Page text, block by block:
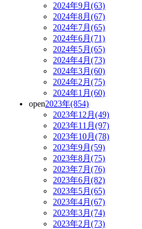
2024年9月(63)
2024年8月(67)
2024年7月(65)
2024年6月(71)
2024年5月(65)
2024年4月(73)
2024年3月(60)
2024年2月(75)
2024年1月(60)
open2023年(854)
2023年12月(49)
2023年11月(97)
2023年10月(78)
2023年9月(59)
2023年8月(75)
2023年7月(76)
2023年6月(82)
2023年5月(65)
2023年4月(67)
2023年3月(74)
2023年2月(73)